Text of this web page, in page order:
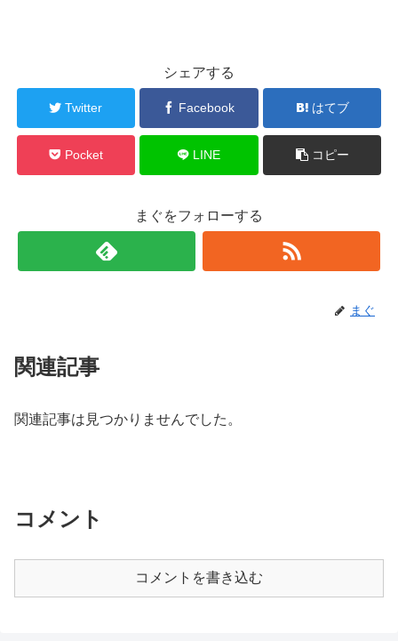
シェアする
Twitter Facebook はてブ
Pocket LINE コピー
まぐをフォローする
まぐ
関連記事
関連記事は見つかりませんでした。
コメント
コメントを書き込む